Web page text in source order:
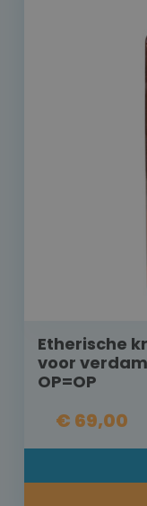
Etherische
voor
OP=OP
€ 69,00